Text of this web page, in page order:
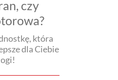
czy
która
dla Ciebie